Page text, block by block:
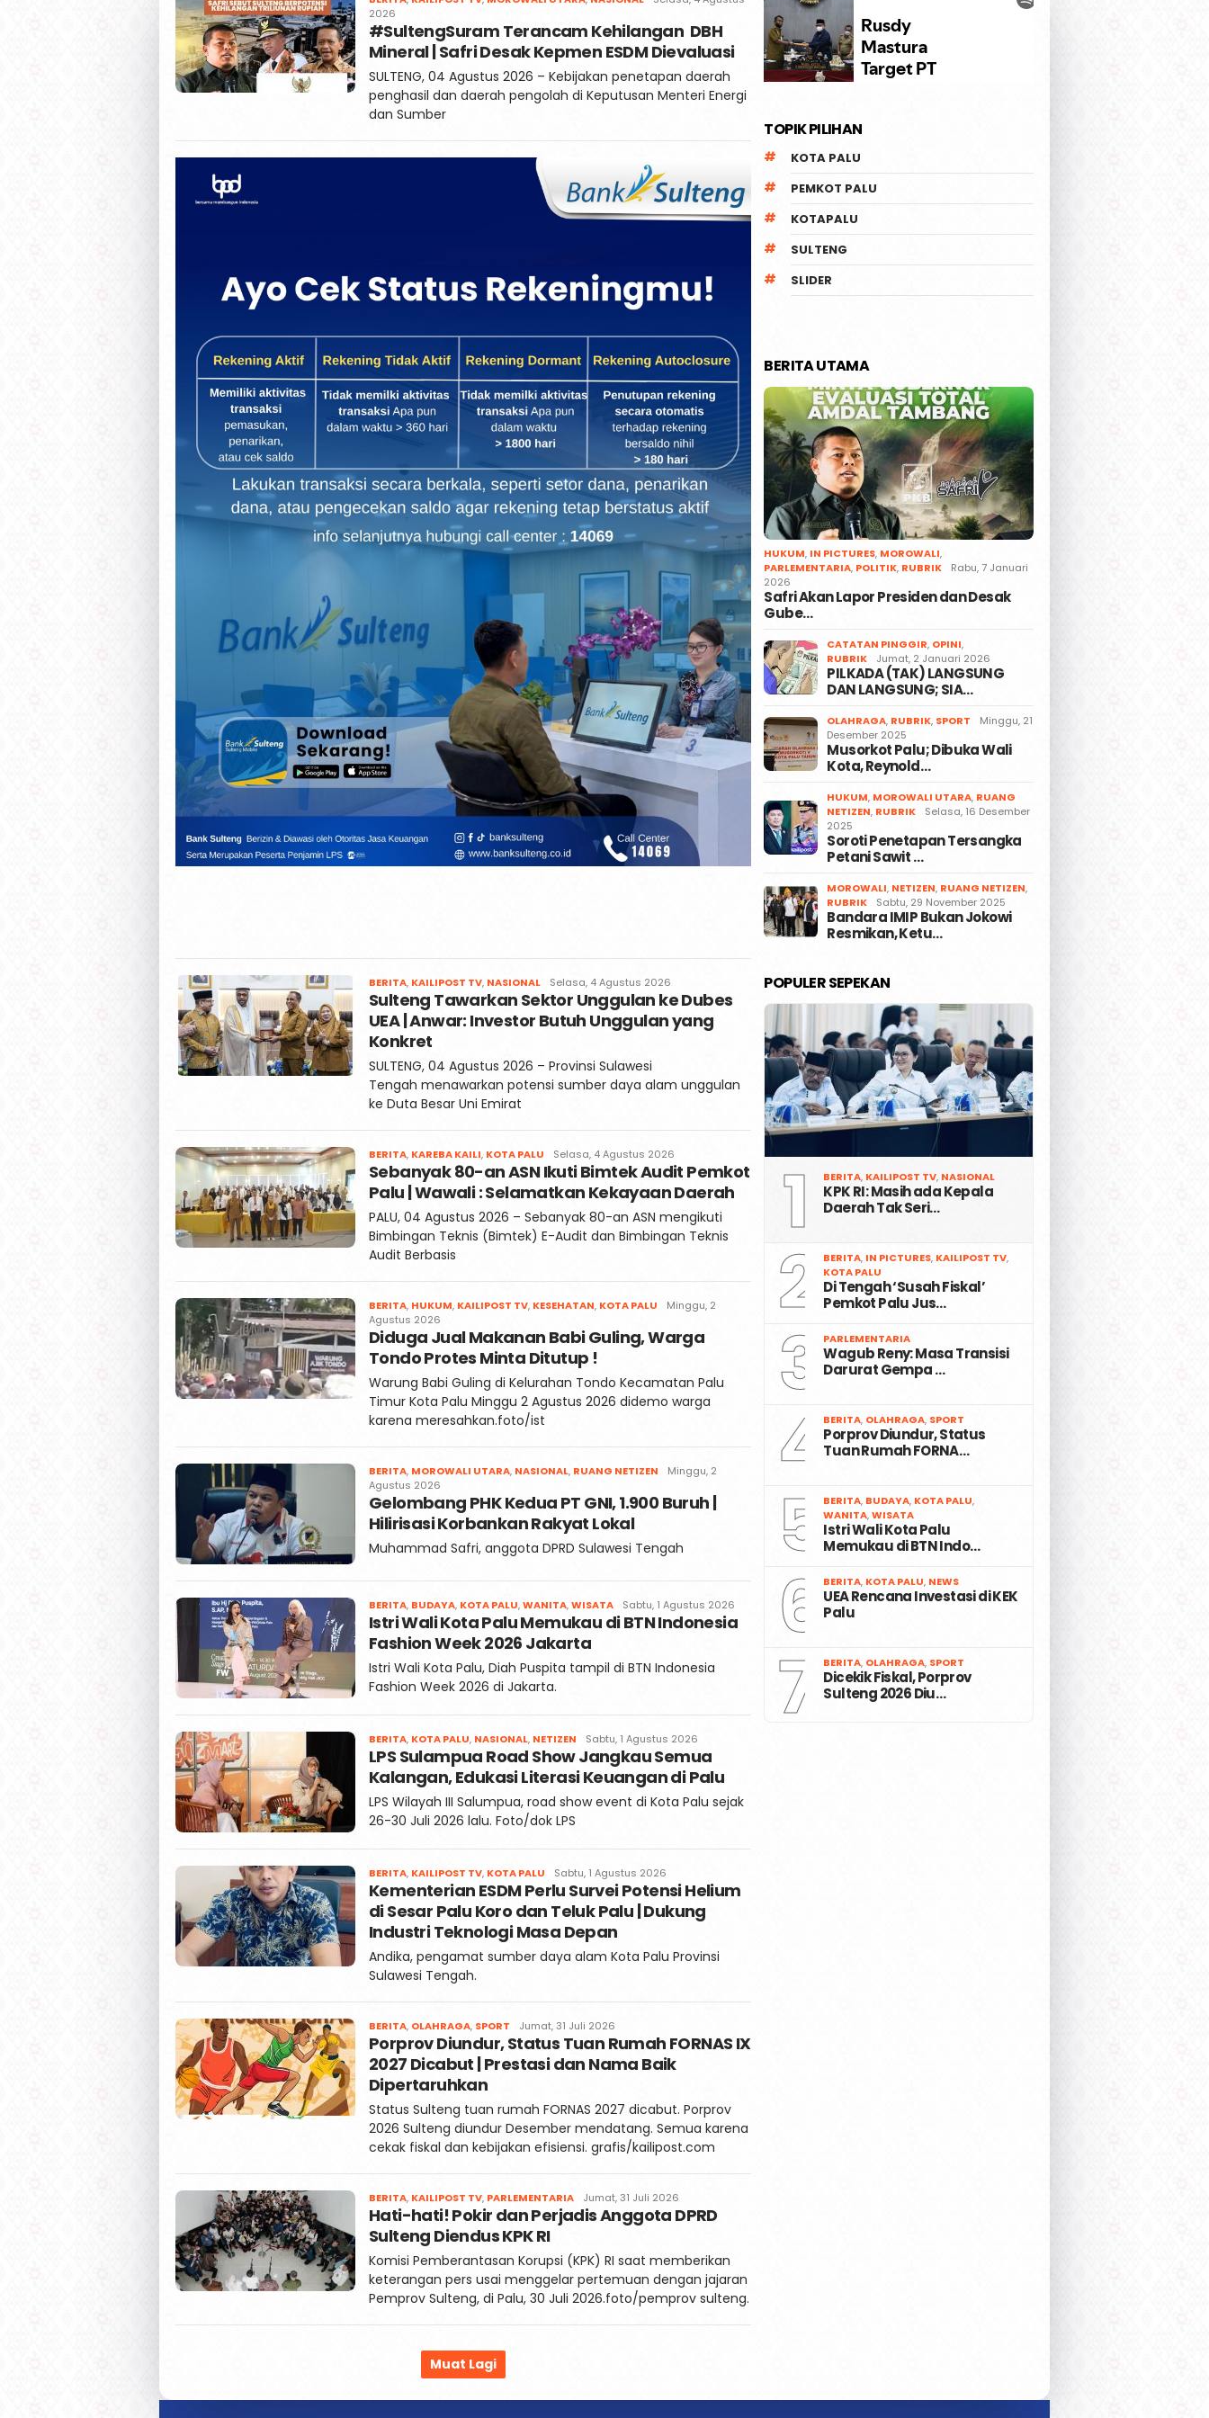
Post
2026
#SultengSuram Terancam Kehilangan DBH
Mineral | Safri Desak Kepmen ESDM Dievaluasi
SULTENG, 04 Agustus 2026 – Kebijakan penetapan daerah
penghasil dan daerah pengolah di Keputusan Menteri Energi
dan Sumber
BERITA, KAILIPOST TV, NASIONALRedaksi
Kaili
Post
Selasa, 4 Agustus 2026
Sulteng Tawarkan Sektor Unggulan ke Dubes
UEA | Anwar: Investor Butuh Unggulan yang
Konkret
SULTENG, 04 Agustus 2026 – Provinsi Sulawesi
Tengah menawarkan potensi sumber daya alam unggulan
ke Duta Besar Uni Emirat
BERITA, KAREBA KAILI, KOTA PALU Redaksi
Kaili
Post
Selasa, 4 Agustus 2026
Sebanyak 80-an ASN Ikuti Bimtek Audit Pemkot
Palu | Wawali : Selamatkan Kekayaan Daerah
PALU, 04 Agustus 2026 – Sebanyak 80-an ASN mengikuti
Bimbingan Teknis (Bimtek) E-Audit dan Bimbingan Teknis
Audit Berbasis
BERITA, HUKUM, KAILIPOST TV, KESEHATAN, KOTA PALU Redaksi
Post
Minggu, 2
Agustus 2026
Diduga Jual Makanan Babi Guling, Warga
Tondo Protes Minta Ditutup !
Warung Babi Guling di Kelurahan Tondo Kecamatan Palu
Timur Kota Palu Minggu 2 Agustus 2026 didemo warga
karena meresahkan.foto/ist
BERITA, MOROWALI UTARA, NASIONAL, RUANG NETIZEN Redaksi
Post
Minggu, 2
Agustus 2026
Gelombang PHK Kedua PT GNI, 1.900 Buruh |
Hilirisasi Korbankan Rakyat Lokal
Muhammad Safri, anggota DPRD Sulawesi Tengah
BERITA, BUDAYA, KOTA PALU,WANITA,WISATARedaksi
Kaili
Post
Sabtu, 1 Agustus 2026
Istri Wali Kota Palu Memukau di BTN Indonesia
Fashion Week 2026 Jakarta
Istri Wali Kota Palu, Diah Puspita tampil di BTN Indonesia
Fashion Week 2026 di Jakarta.
BERITA, KOTA PALU, NASIONAL, NETIZEN Redaksi
Kaili
Post
Sabtu, 1 Agustus 2026
LPS Sulampua Road Show Jangkau Semua
Kalangan, Edukasi Literasi Keuangan di Palu
LPS Wilayah III Salumpua, road show event di Kota Palu sejak
26-30 Juli 2026 lalu. Foto/dok LPS
BERITA, KAILIPOST TV, KOTA PALU Redaksi
Kaili
Post
Sabtu, 1 Agustus 2026
Kementerian ESDM Perlu Survei Potensi Helium
di Sesar Palu Koro dan Teluk Palu | Dukung
Industri Teknologi Masa Depan
Andika, pengamat sumber daya alam Kota Palu Provinsi
Sulawesi Tengah.
BERITA, OLAHRAGA, SPORT Redaksi
Kaili
Post
Jumat, 31 Juli 2026
Porprov Diundur, Status Tuan Rumah FORNAS IX
2027 Dicabut | Prestasi dan Nama Baik
Dipertaruhkan
Status Sulteng tuan rumah FORNAS 2027 dicabut. Porprov
2026 Sulteng diundur Desember mendatang. Semua karena
cekak fiskal dan kebijakan efisiensi. grafis/kailipost.com
BERITA, KAILIPOST TV, PARLEMENTARIARedaksi
Kaili
Post
Jumat, 31 Juli 2026
Hati-hati! Pokir dan Perjadis Anggota DPRD
Sulteng Diendus KPK RI
Komisi Pemberantasan Korupsi (KPK) RI saat memberikan
keterangan pers usai menggelar pertemuan dengan jajaran
Pemprov Sulteng, di Palu, 30 Juli 2026.foto/pemprov sulteng.
TOPIK PILIHAN
KOTA PALU
PEMKOT PALU
KOTAPALU
SULTENG
SLIDER
BERITA UTAMA
HUKUM, IN PICTURES, MOROWALI,
PARLEMENTARIA, POLITIK, RUBRIK
Rabu, 7 Januari
2026
Safri Akan Lapor Presiden dan Desak
Gube…
CATATAN PINGGIR, OPINI,
RUBRIK
Jumat, 2 Januari 2026
PILKADA (TAK) LANGSUNG
DAN LANGSUNG; SIA…
OLAHRAGA, RUBRIK, SPORT
Minggu, 21
Desember 2025
Musorkot Palu; Dibuka Wali
Kota, Reynold…
HUKUM, MOROWALI UTARA, RUANG
NETIZEN, RUBRIK
Selasa, 16 Desember
2025
Soroti Penetapan Tersangka
Petani Sawit …
MOROWALI, NETIZEN, RUANG NETIZEN,
RUBRIK
Sabtu, 29 November 2025
Bandara IMIP Bukan Jokowi
Resmikan, Ketu…
POPULER SEPEKAN
1 BERITA, KAILIPOST TV, NASIONAL
KPK RI: Masih ada Kepala
Daerah Tak Seri…
2 BERITA, IN PICTURES, KAILIPOST TV,
KOTA PALU
Di Tengah ‘Susah Fiskal’
Pemkot Palu Jus…
3 PARLEMENTARIA
Wagub Reny: Masa Transisi
Darurat Gempa …
4 BERITA, OLAHRAGA, SPORT
Porprov Diundur, Status
Tuan Rumah FORNA…
5 BERITA, BUDAYA, KOTA PALU,
WANITA,WISATA
Istri Wali Kota Palu
Memukau di BTN Indo…
6 BERITA, KOTA PALU, NEWS
UEA Rencana Investasi di KEK
Palu
7 BERITA, OLAHRAGA, SPORT
Dicekik Fiskal, Porprov
Sulteng 2026 Diu…